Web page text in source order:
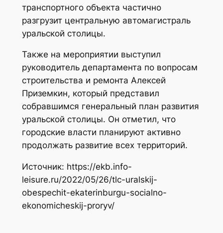
транспортного объекта частично
разгрузит центральную автомагистраль
уральской столицы.
Также на мероприятии выступил
руководитель департамента по вопросам
строительства и ремонта Алексей
Приземкин, который представил
собравшимся генеральный план развития
уральской столицы. Он отметил, что
городские власти планируют активно
продолжать развитие всех территорий.
Источник: https://ekb.info-
leisure.ru/2022/05/26/tlc-uralskij-
obespechit-ekaterinburgu-socialno-
ekonomicheskij-proryv/